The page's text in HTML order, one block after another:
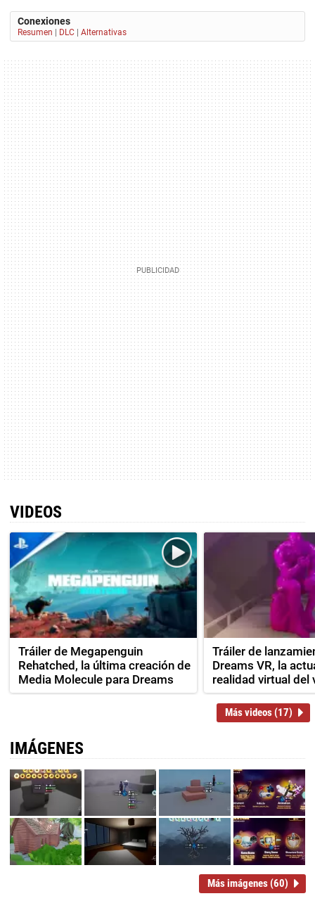
Conexiones
Resumen DLC Alternativas
VIDEOS
Tráiler de Megapenguin
Rehatched, la última creación de
Media Molecule para Dreams
Tráiler de
Dreams VR, la
realidad virtual del
Más videos (17)
IMÁGENES
Más imágenes (60)